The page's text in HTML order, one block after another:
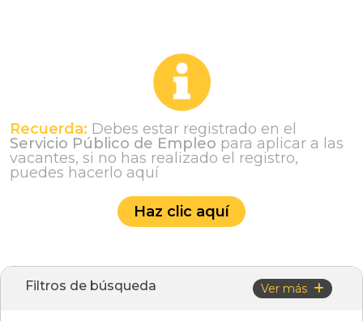
Recuerda: Debes estar registrado en el
Servicio Público de Empleo para aplicar a las
vacantes, si no has realizado el registro,
puedes hacerlo aquí
Haz clic aquí
Filtros de búsqueda Ver más